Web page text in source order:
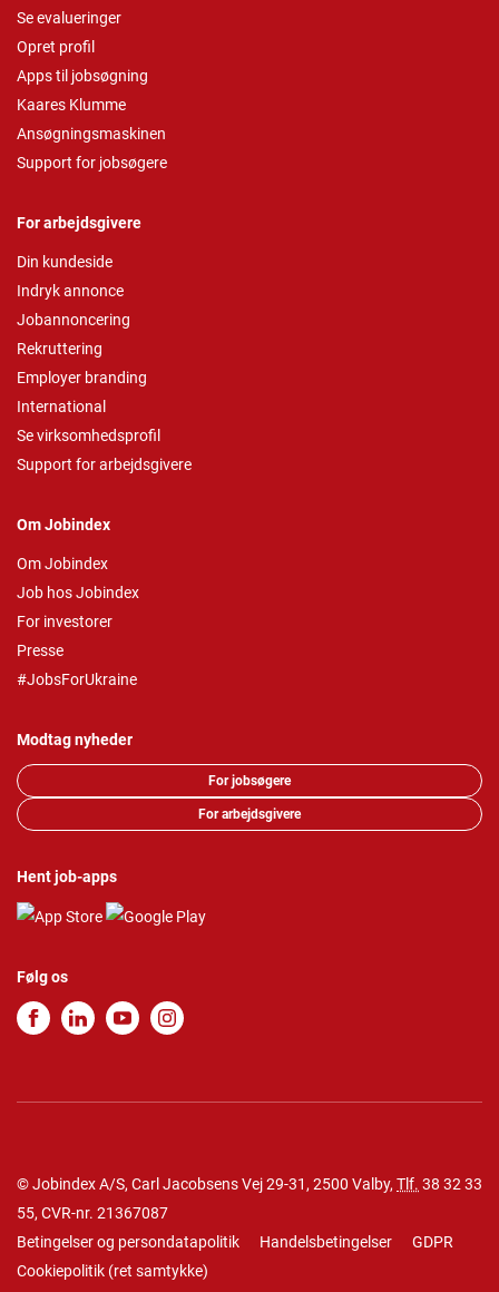
Se evalueringer
Opret profil
Apps til jobsøgning
Kaares Klumme
Ansøgningsmaskinen
Support for jobsøgere
For arbejdsgivere
Din kundeside
Indryk annonce
Jobannoncering
Rekruttering
Employer branding
International
Se virksomhedsprofil
Support for arbejdsgivere
Om Jobindex
Om Jobindex
Job hos Jobindex
For investorer
Presse
#JobsForUkraine
Modtag nyheder
For jobsøgere
For arbejdsgivere
Hent job-apps
Følg os
© Jobindex A/S, Carl Jacobsens Vej 29-31, 2500 Valby, Tlf. 38 32 33
55, CVR-nr. 21367087
Betingelser og persondatapolitik
Handelsbetingelser
GDPR
Cookiepolitik (ret samtykke)